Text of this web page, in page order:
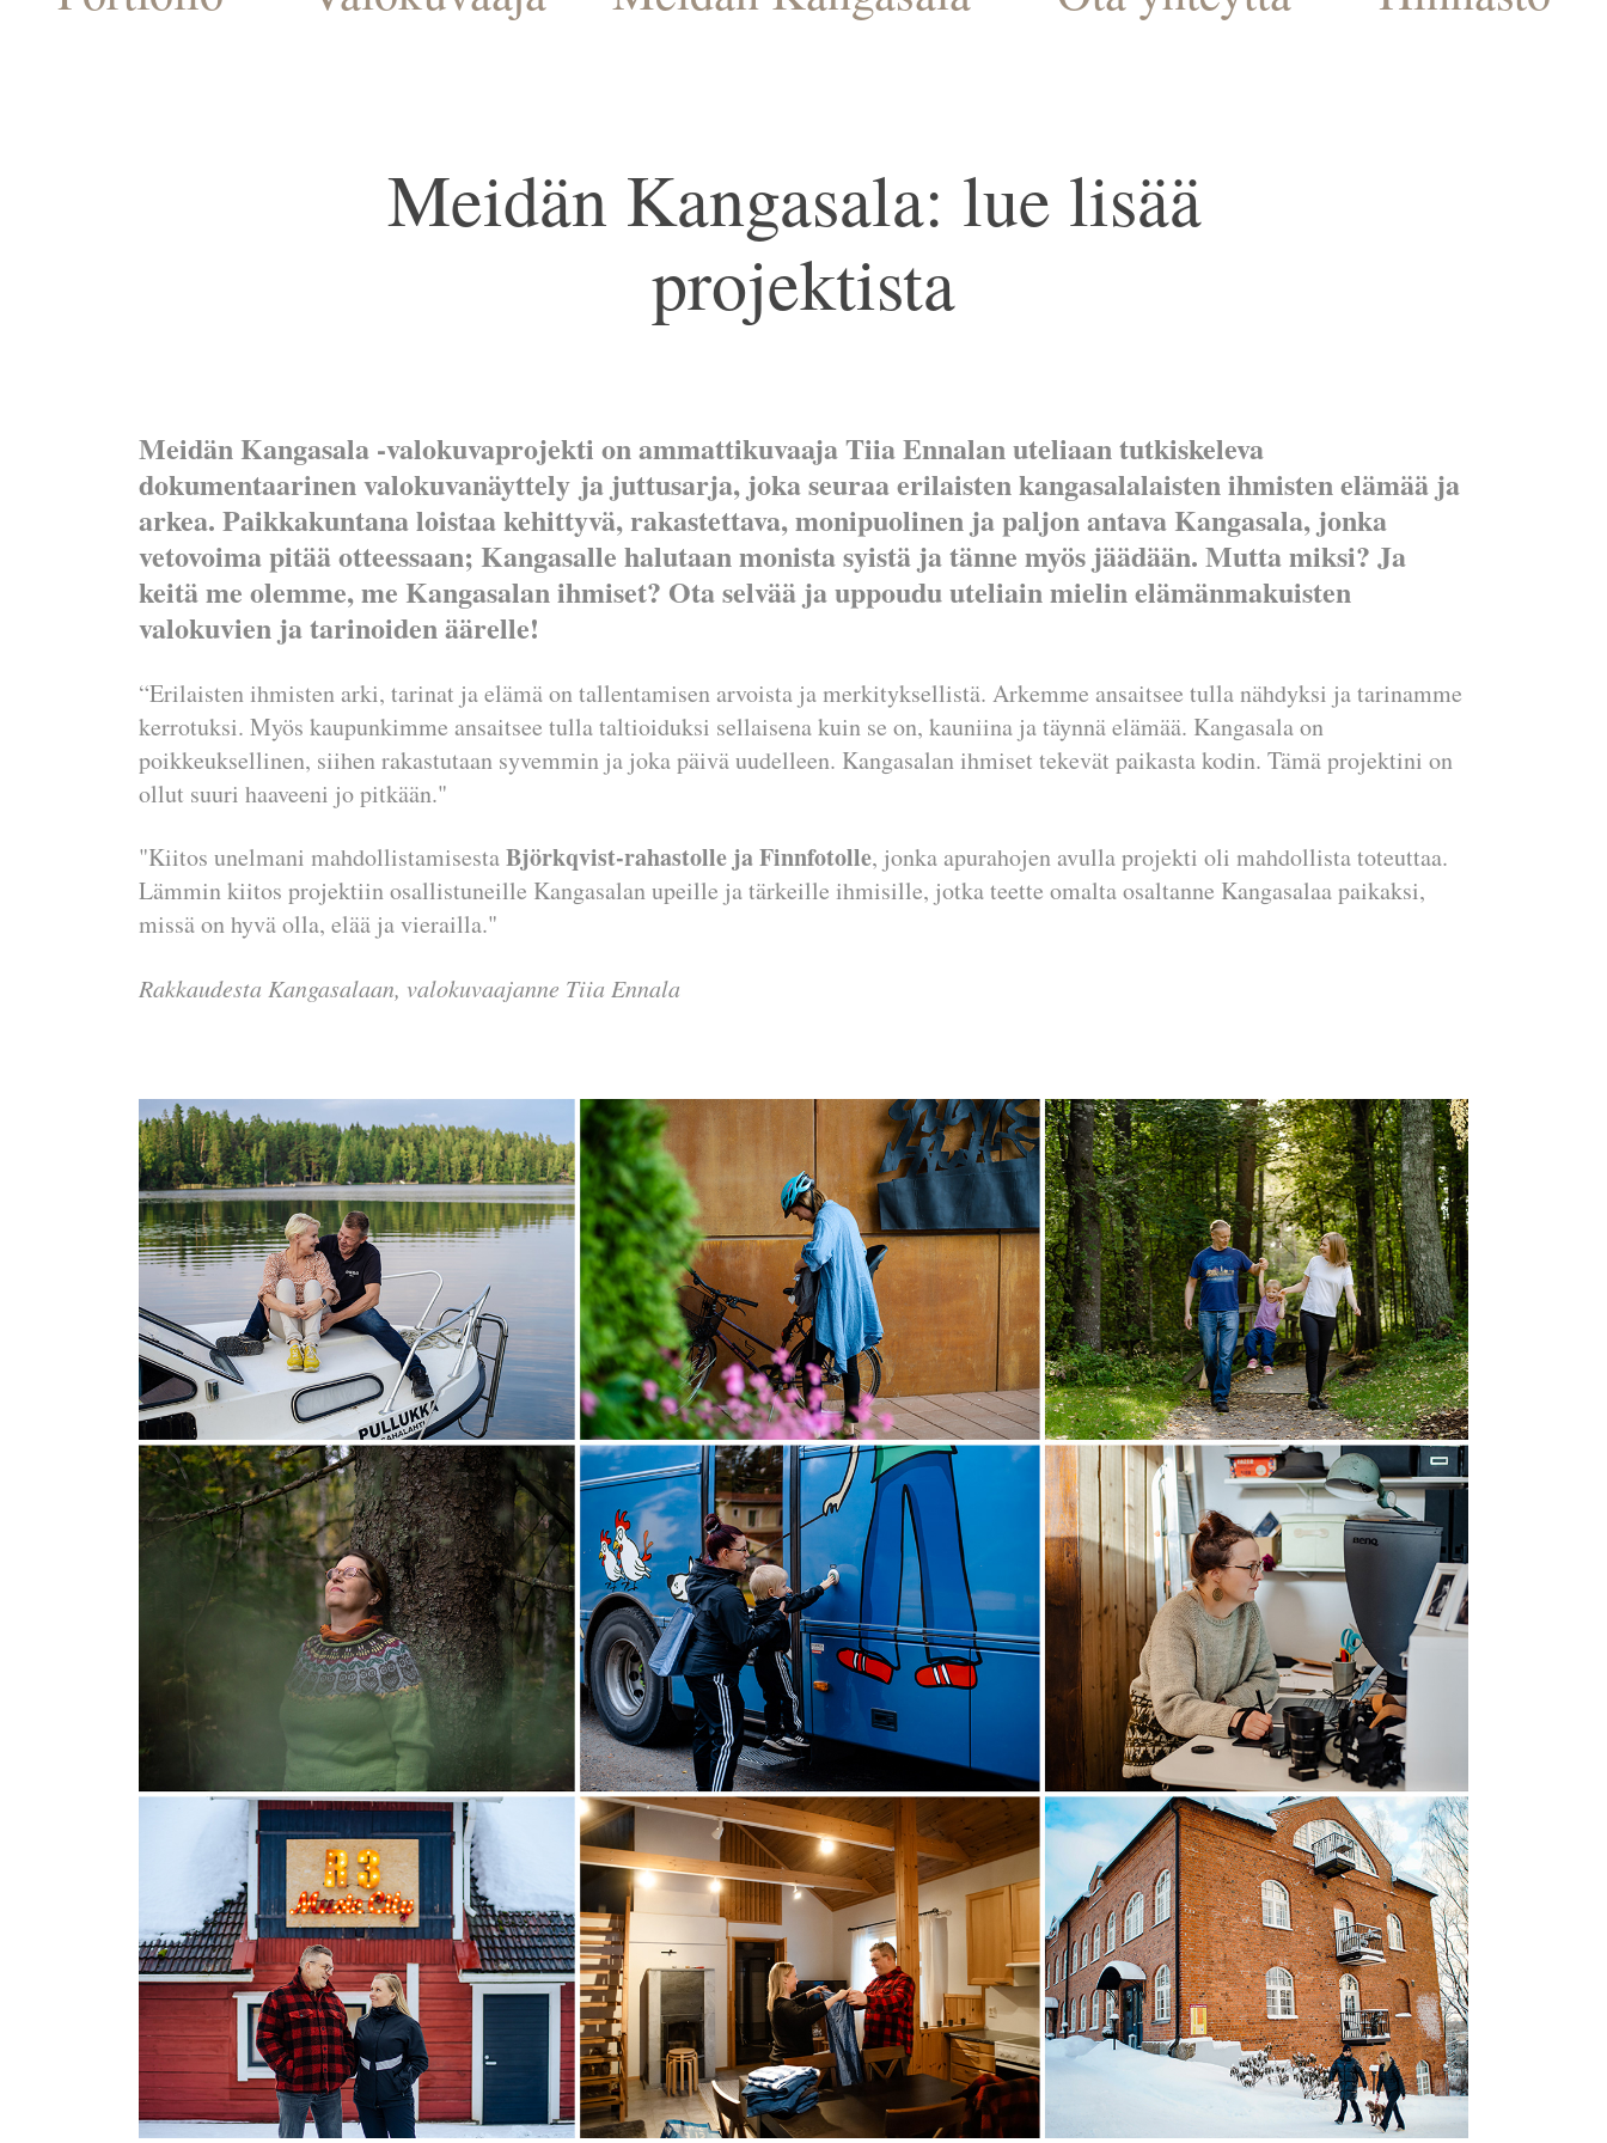
Meidän Kangasala: lue lisää
projektista
Meidän Kangasala -valokuvaprojekti on ammattikuvaaja Tiia Ennalan uteliaan tutkiskeleva
dokumentaarinen valokuvanäyttely ja juttusarja, joka seuraa erilaisten kangasalalaisten ihmisten elämää ja
arkea. Paikkakuntana loistaa kehittyvä, rakastettava, monipuolinen ja paljon antava Kangasala, jonka
vetovoima pitää otteessaan; Kangasalle halutaan monista syistä ja tänne myös jäädään. Mutta miksi? Ja
keitä me olemme, me Kangasalan ihmiset? Ota selvää ja uppoudu uteliain mielin elämänmakuisten
valokuvien ja tarinoiden äärelle!
“Erilaisten ihmisten arki, tarinat ja elämä on tallentamisen arvoista ja merkityksellistä. Arkemme ansaitsee tulla nähdyksi ja tarinamme
kerrotuksi. Myös kaupunkimme ansaitsee tulla taltioiduksi sellaisena kuin se on, kauniina ja täynnä elämää. Kangasala on
poikkeuksellinen, siihen rakastutaan syvemmin ja joka päivä uudelleen. Kangasalan ihmiset tekevät paikasta kodin. Tämä projektini on
ollut suuri haaveeni jo pitkään."
"Kiitos unelmani mahdollistamisestaBjörkqvist-rahastolle ja Finnfotolle, jonka apurahojen avulla projekti oli mahdollista toteuttaa.
Lämmin kiitos projektiin osallistuneille Kangasalan upeille ja tärkeille ihmisille, jotka teette omalta osaltanne Kangasalaa paikaksi,
missä on hyvä olla, elää ja vierailla."
Rakkaudesta Kangasalaan, valokuvaajanne Tiia Ennala